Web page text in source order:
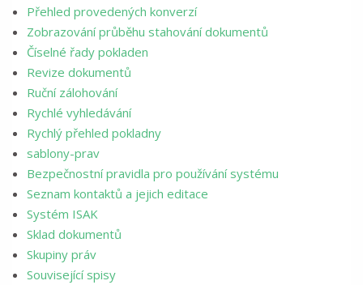
Přehled provedených konverzí
Zobrazování průběhu stahování dokumentů
Číselné řady pokladen
Revize dokumentů
Ruční zálohování
Rychlé vyhledávání
Rychlý přehled pokladny
sablony-prav
Bezpečnostní pravidla pro používání systému
Seznam kontaktů a jejich editace
Systém ISAK
Sklad dokumentů
Skupiny práv
Související spisy